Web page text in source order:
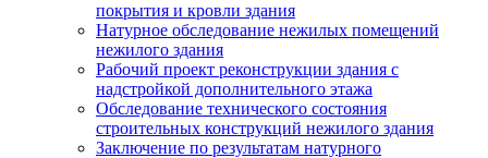
покрытия и кровли здания
Натурное обследование нежилых помещений
нежилого здания
Рабочий проект реконструкции здания с
надстройкой дополнительного этажа
Обследование технического состояния
строительных конструкций нежилого здания
Заключение по результатам натурного